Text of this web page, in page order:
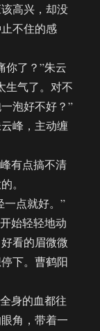
高兴，却没
不住的感
了？”朱云
生气了。对不
泡好不好？”
峰，主动缠
点搞不清
。
点就好。”
始轻轻地动
看的眉微微
下。曹鹤阳
的血都往
角，带着一